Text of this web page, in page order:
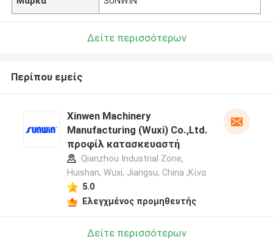
Δείτε περισσότερων
Περίπου εμείς
Xinwen Machinery
Manufacturing (Wuxi) Co.,Ltd.
προφίλ κατασκευαστή
Qianzhou Industrial Zone,
Huishan, Wuxi, Jiangsu, China ,Κίνα
5.0
Ελεγχμένος προμηθευτής
Δείτε περισσότερων